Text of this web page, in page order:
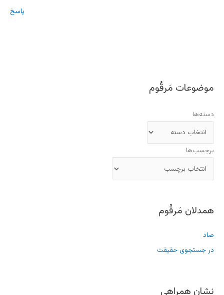
پاسخ
موضوعات مَرقُوم
دسته‌ها
برچسب‌ها
همدلان مَرقُوم
صاد
در جستجوی حقیقت
نشان همراهی